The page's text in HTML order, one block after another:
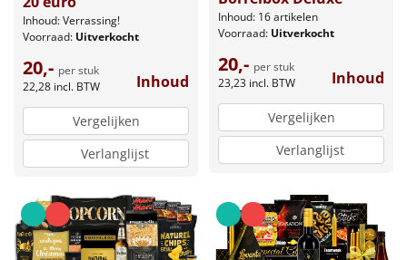
Inhoud: Verrassing!
Voorraad: Uitverkocht
20,- per stuk
22,28 incl. BTW Inhoud
Vergelijken
Verlanglijst
Inhoud: 16 artikelen
Voorraad: Uitverkocht
20,- per stuk
23,23 incl. BTW Inhoud
Vergelijken
Verlanglijst